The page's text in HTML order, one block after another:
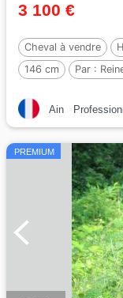
3 100 €
Cheval à vendre
146 cm
Par :
Ain
PREMIUM